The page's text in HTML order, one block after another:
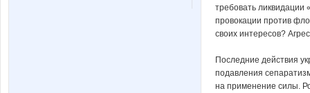
требовать ликвидации
провокации против
своих интересов?
Последние действия
подавления
на применение силы.